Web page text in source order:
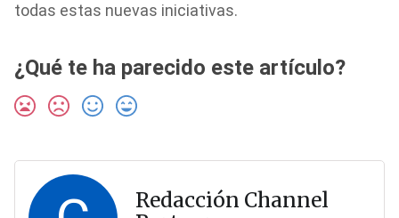
todas estas nuevas iniciativas.
¿Qué te ha parecido este artículo?
Redacción Channel